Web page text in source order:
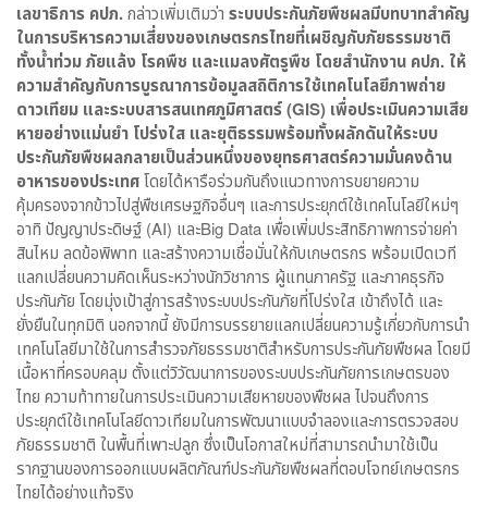
เลขาธิการ คปภ.กล่าวเพิ่มเติมว่า ระบบประกันภัยพืชผลมีบทบาทสำคัญ
ในการบริหารความเสี่ยงของเกษตรกรไทยที่เผชิญกับภัยธรรมชาติ
ทั้งน้ำท่วม ภัยแล้ง โรคพืช และแมลงศัตรูพืช โดยสำนักงาน คปภ. ให้
ความสำคัญกับการบูรณาการข้อมูลสถิติการใช้เทคโนโลยีภาพถ่าย
ดาวเทียม และระบบสารสนเทศภูมิศาสตร์ (GIS) เพื่อประเมินความเสีย
หายอย่างแม่นยำ โปร่งใส และยุติธรรมพร้อมทั้งผลักดันให้ระบบ
ประกันภัยพืชผลกลายเป็นส่วนหนึ่งของยุทธศาสตร์ความมั่นคงด้าน
อาหารของประเทศโดยได้หารือร่วมกันถึงแนวทางการขยายความ
คุ้มครองจากข้าวไปสู่พืชเศรษฐกิจอื่นๆ และการประยุกต์ใช้เทคโนโลยีใหม่ๆ
อาทิ ปัญญาประดิษฐ์ (AI) และBig Data เพื่อเพิ่มประสิทธิภาพการจ่ายค่า
สินไหม ลดข้อพิพาท และสร้างความเชื่อมั่นให้กับเกษตรกร พร้อมเปิดเวที
แลกเปลี่ยนความคิดเห็นระหว่างนักวิชาการ ผู้แทนภาครัฐ และภาคธุรกิจ
ประกันภัย โดยมุ่งเป้าสู่การสร้างระบบประกันภัยที่โปร่งใส เข้าถึงได้ และ
ยั่งยืนในทุกมิติ นอกจากนี้ ยังมีการบรรยายแลกเปลี่ยนความรู้เกี่ยวกับการนำ
เทคโนโลยีมาใช้ในการสำรวจภัยธรรมชาติสำหรับการประกันภัยพืชผล โดยมี
เนื้อหาที่ครอบคลุม ตั้งแต่วิวัฒนาการของระบบประกันภัยการเกษตรของ
ไทย ความท้าทายในการประเมินความเสียหายของพืชผล ไปจนถึงการ
ประยุกต์ใช้เทคโนโลยีดาวเทียมในการพัฒนาแบบจำลองและการตรวจสอบ
ภัยธรรมชาติ ในพื้นที่เพาะปลูก ซึ่งเป็นโอกาสใหม่ที่สามารถนำมาใช้เป็น
รากฐานของการออกแบบผลิตภัณฑ์ประกันภัยพืชผลที่ตอบโจทย์เกษตรกร
ไทยได้อย่างแท้จริง